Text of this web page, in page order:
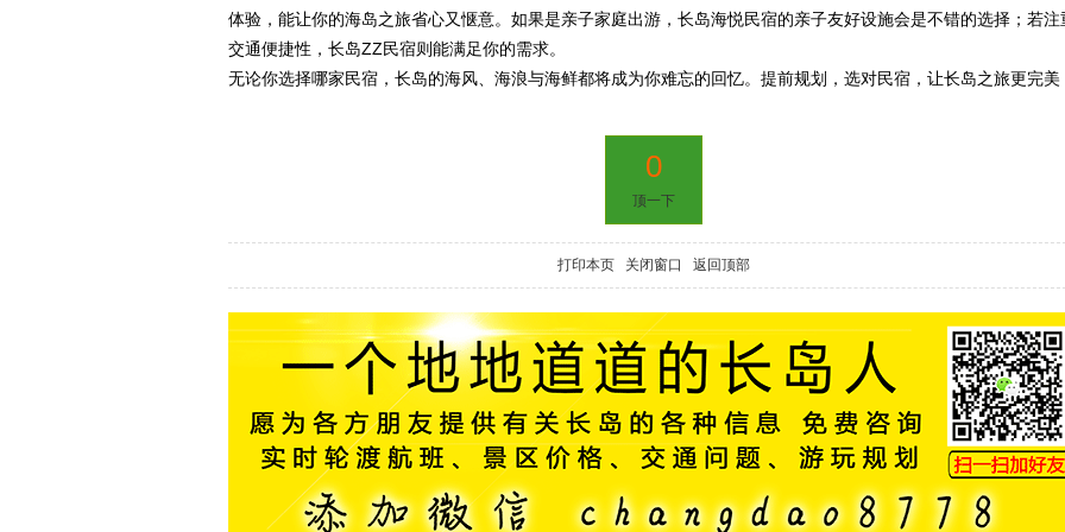
体验，能让你的海岛之旅省心又惬意。如果是亲子家庭出游，长岛海悦民宿的亲子友好设施会是不错的选择；若注
交通便捷性，长岛ZZ民宿则能满足你的需求。
无论你选择哪家民宿，长岛的海风、海浪与海鲜都将成为你难忘的回忆。提前规划，选对民宿，让长岛之旅更完美
0
顶一下
打印本页 关闭窗口 返回顶部